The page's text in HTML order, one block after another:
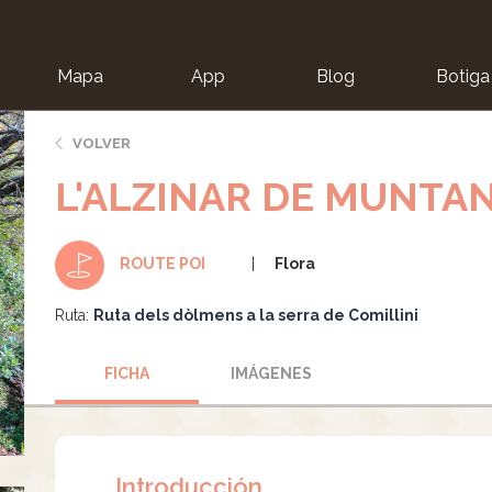
Mapa App Blog Botiga
VOLVER
L'ALZINAR DE
ROUTE POI Flora
Ruta: Ruta dels dòlmens a la serra de Comillini
FICHA IMÁGENES